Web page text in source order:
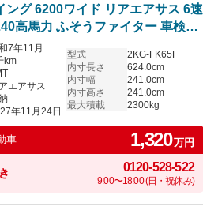
ング 6200ワイド リアエアサス 6速
高馬力 ふそうファイター 車検付
7年11月
km
エアサス
年11月24日
型式
2KG-FK65F
内寸長さ
624.0cm
内寸幅
241.0cm
内寸高さ
241.0cm
最大積載
2300kg
車 1,320万円
0120-528-522
9:00〜18:00 (日・祝休み)